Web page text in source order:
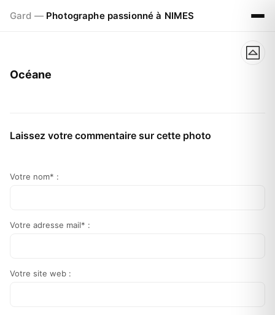
Gard — Photographe passionné à NIMES
Océane
Laissez votre commentaire sur cette photo
Votre nom* :
Votre adresse mail* :
Votre site web :